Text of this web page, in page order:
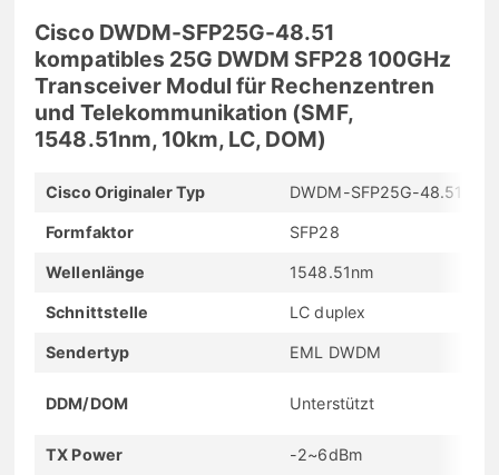
Cisco DWDM-SFP25G-48.51
kompatibles 25G DWDM SFP28 100GHz
Transceiver Modul für Rechenzentren
und Telekommunikation (SMF,
1548.51nm, 10km, LC, DOM)
Cisco Originaler Typ DWDM-SFP25G-48.51
Formfaktor SFP28
Wellenlänge 1548.51nm
Schnittstelle LC duplex
Sendertyp EML DWDM
DDM/DOM Unterstützt
TX Power -2~6dBm